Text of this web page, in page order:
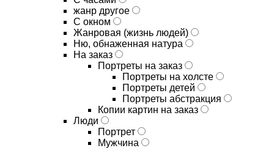
жанр другое
С окном
Жанровая (жизнь людей)
Ню, обнаженная натура
На заказ
Портреты на заказ
Портреты на холсте
Портреты детей
Портреты абстракция
Копии картин на заказ
Люди
Портрет
Мужчина